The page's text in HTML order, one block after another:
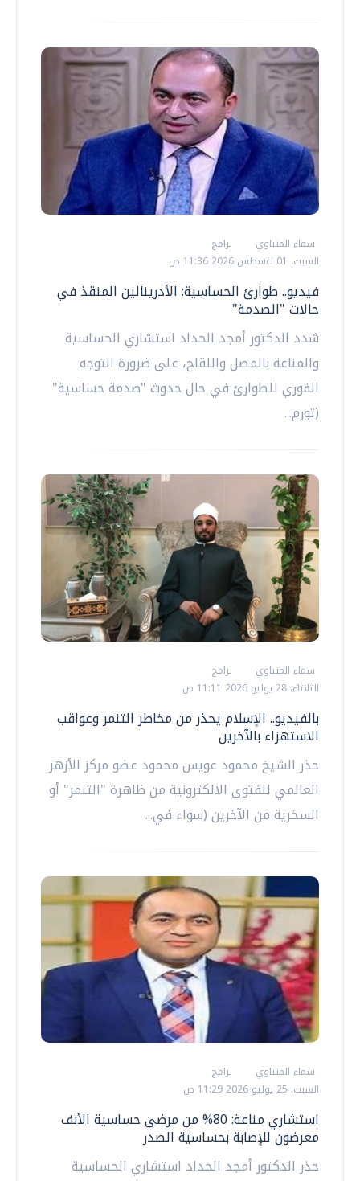
سماء المنياوي
برامج
السبت، 01 اغسطس 2026 11:36 ص
فيديو.. طوارئ الحساسية: الأدرينالين المنقذ في
حالات "الصدمة"
شدد الدكتور أمجد الحداد استشاري الحساسية
والمناعة بالمصل واللقاح، على ضرورة التوجه
الفوري للطوارئ في حال حدوث "صدمة حساسية"
(تورم...
سماء المنياوي
برامج
الثلاثاء، 28 يوليو 2026 11:11 ص
بالفيديو.. الإسلام يحذر من مخاطر التنمر وعواقب
الاستهزاء بالآخرين
حذر الشيخ محمود عويس محمود عضو مركز الأزهر
العالمي للفتوى الالكترونية من ظاهرة "التنمر" أو
السخرية من الآخرين (سواء في...
سماء المنياوي
برامج
السبت، 25 يوليو 2026 11:29 ص
استشاري مناعة: 80% من مرضى حساسية الأنف
معرضون للإصابة بحساسية الصدر
حذر الدكتور أمجد الحداد استشاري الحساسية